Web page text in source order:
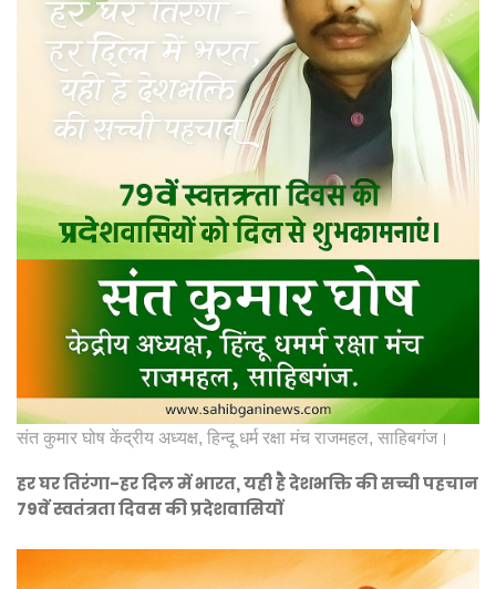
संत कुमार घोष केंद्रीय अध्यक्ष, हिन्दू धर्म रक्षा मंच राजमहल, साहिबगंज।
हर घर तिरंगा-हर दिल में भारत, यही है देशभक्ति की सच्ची पहचान
79वें स्वतंत्रता दिवस की प्रदेशवासियों